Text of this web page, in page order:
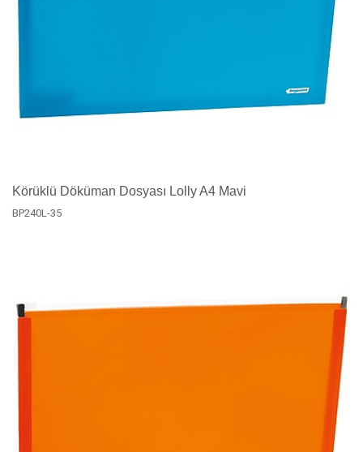
Körüklü Döküman Dosyası Lolly A4 Mavi
BP240L-35